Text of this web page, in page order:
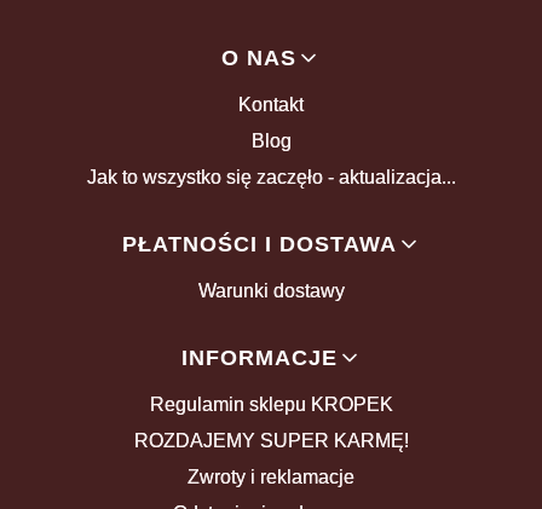
O NAS
Kontakt
Blog
Jak to wszystko się zaczęło - aktualizacja...
PŁATNOŚCI I DOSTAWA
Warunki dostawy
INFORMACJE
Regulamin sklepu KROPEK
ROZDAJEMY SUPER KARMĘ!
Zwroty i reklamacje